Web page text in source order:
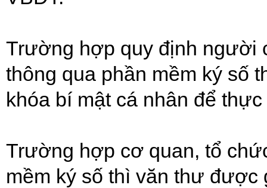
Trường hợp quy định người
thông qua phần mềm ký số
khóa bí mật cá nhân để
Trường hợp cơ quan, tổ
mềm ký số thì văn thư được